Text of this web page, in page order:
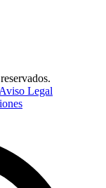
Aviso Legal